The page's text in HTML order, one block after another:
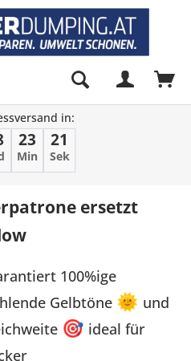
in:
23
Min
21
Sek
ersetzt
100%ige
Gelbtöne 🌞 und
🎯 ideal für